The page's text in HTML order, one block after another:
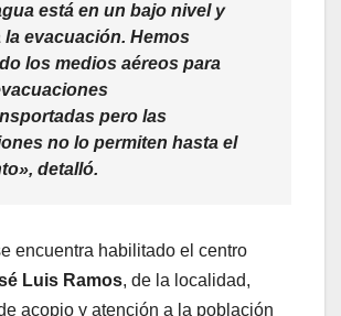
está en un bajo nivel y
la evacuación. Hemos
los medios aéreos para
vacuaciones
pero las
no lo permiten hasta el
detalló.
encuentra habilitado el centro
Luis Ramos, de la localidad,
acopio y atención a la población